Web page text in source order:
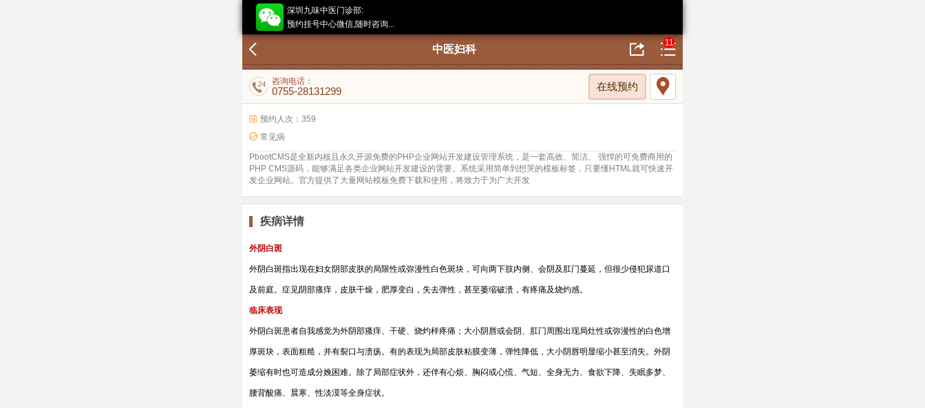
深圳九味中医门诊部:
预约挂号中心微信,随时咨询...
中医妇科
11
咨询电话：
0755-28131299 在线预约
预约人次：359
常见病
PbootCMS是全新内核且永久开源免费的PHP企业网站开发建设管理系统，是一套高效、简洁、 强悍的可免费商用的
PHP CMS源码，能够满足各类企业网站开发建设的需要。系统采用简单到想哭的模板标签，只要懂HTML就可快速开
发企业网站。官方提供了大量网站模板免费下载和使用，将致力于为广大开发
疾病详情
外阴白斑
外阴白斑指出现在妇女阴部皮肤的局限性或弥漫性白色斑块，可向两下肢内侧、会阴及肛门蔓延，但很少侵犯尿道口
及前庭。症见阴部瘙痒，皮肤干燥，肥厚变白，失去弹性，甚至萎缩破溃，有疼痛及烧灼感。
临床表现
外阴白斑患者自我感觉为外阴部瘙痒、干硬、烧灼样疼痛；大小阴唇或会阴、肛门周围出现局灶性或弥漫性的白色增
厚斑块，表面粗糙，并有裂口与溃疡。有的表现为局部皮肤粘膜变薄，弹性降低，大小阴唇明显缩小甚至消失。外阴
萎缩有时也可造成分娩困难。除了局部症状外，还伴有心烦、胸闷或心慌、气短、全身无力、食欲下降、失眠多梦、
腰背酸痛、晨寒、性淡漠等全身症状。